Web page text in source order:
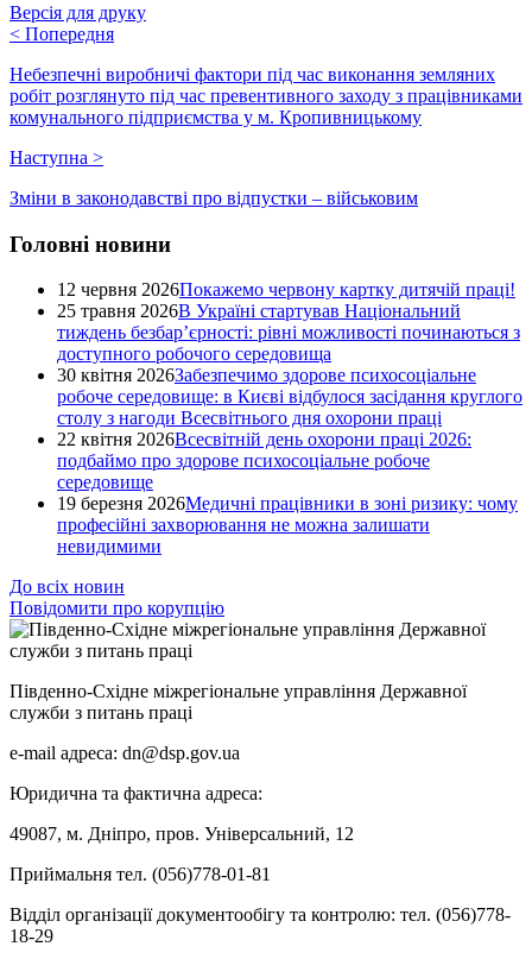
Версія для друку
< Попередня
Небезпечні виробничі фактори під час виконання земляних
робіт розглянуто під час превентивного заходу з працівниками
комунального підприємства у м. Кропивницькому
Наступна >
Зміни в законодавстві про відпустки – військовим
Головні новини
12 червня 2026Покажемо червону картку дитячій праці!
25 травня 2026В Україні стартував Національний
тиждень безбар’єрності: рівні можливості починаються з
доступного робочого середовища
30 квітня 2026Забезпечимо здорове психосоціальне
робоче середовище: в Києві відбулося засідання круглого
столу з нагоди Всесвітнього дня охорони праці
22 квітня 2026Всесвітній день охорони праці 2026:
подбаймо про здорове психосоціальне робоче
середовище
19 березня 2026Медичні працівники в зоні ризику: чому
професійні захворювання не можна залишати
невидимими
До всіх новин
Повідомити про корупцію
Південно-Східне міжрегіональне управління Державної
служби з питань праці
e-mail адреса: dn@dsp.gov.ua
Юридична та фактична адреса:
49087, м. Дніпро, пров. Універсальний, 12
Приймальня тел. (056)778-01-81
Відділ організації документообігу та контролю: тел. (056)778-
18-29